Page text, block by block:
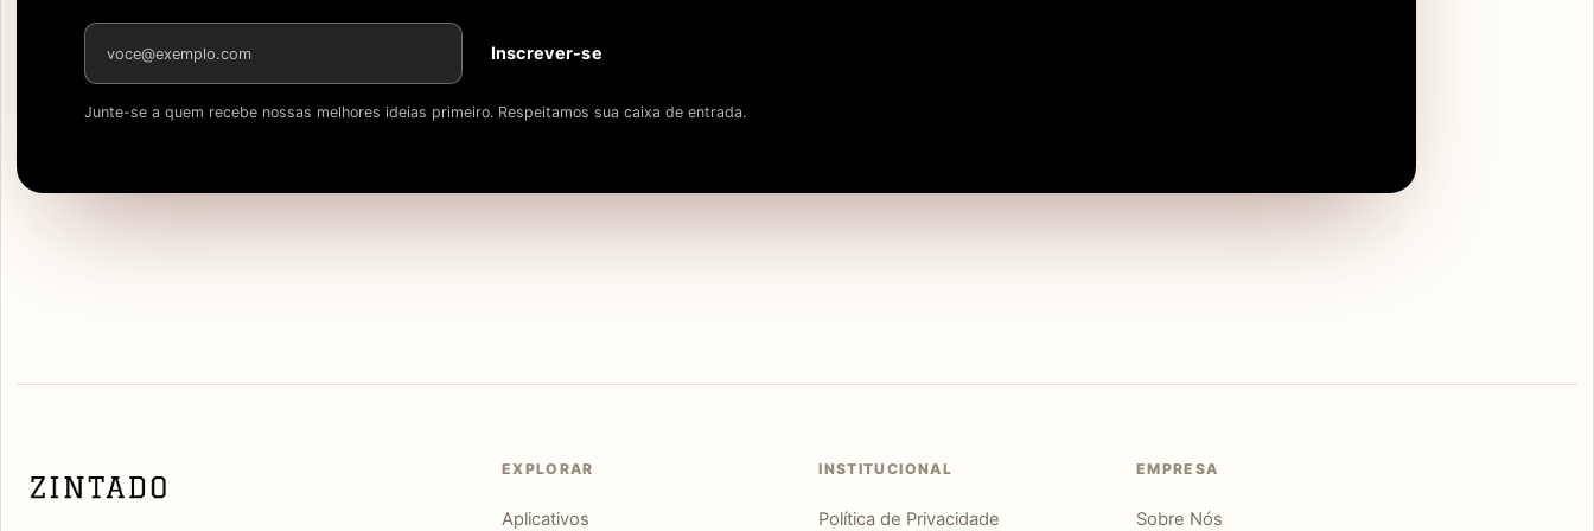
Endereço de e-mail
Inscrever-se
Junte-se a quem recebe nossas melhores ideias primeiro. Respeitamos sua caixa de entrada.
EXPLORAR
Aplicativos
INSTITUCIONAL
Política de Privacidade
EMPRESA
Sobre Nós